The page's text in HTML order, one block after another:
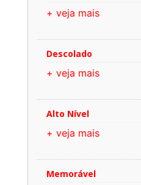
+ veja mais
Descolado
+ veja mais
Alto Nível
+ veja mais
Memorável